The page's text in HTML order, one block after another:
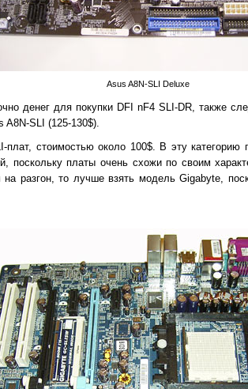
Asus A8N-SLI Deluxe
денег для покупки DFI nF4 SLI-DR, также
A8N-SLI (125-130$).
стоимостью около 100$. В эту
поскольку платы очень схожи по своим
разгон, то лучше взять модель Gigabyte,